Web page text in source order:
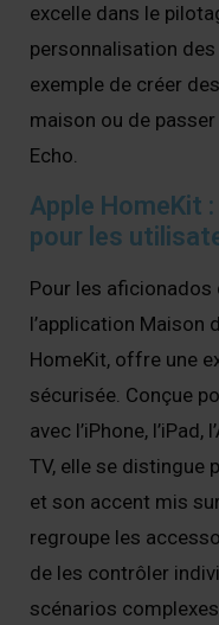
excelle dans le
personnalisation
exemple de créer
maison ou de
Echo.
Apple HomeKit
pour les
Pour les aficionados
l’application Maison
HomeKit, offre une
sécurisée. Conçue
avec l’iPhone, l’iPad,
TV, elle se distingue
et son accent mis
regroupe les
de les contrôler
scénarios